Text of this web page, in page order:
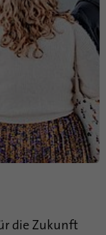
die Zukunft
eines
Länder